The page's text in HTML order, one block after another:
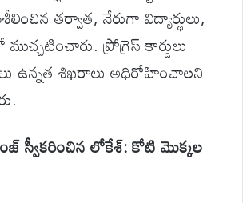
తర్వాత,నేరుగావిద్యార్థులు,
ముచ్చటించారు. ప్రోగ్రెస్కార్డులు
ఉన్నత శిఖరాలు అధిరోహించాలని
.
స్వీకరించినలోకేశ్:కోటిమొక్కల